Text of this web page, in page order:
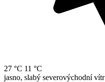
27 °C 11 °C
jasno, slabý severovýchodní vítr